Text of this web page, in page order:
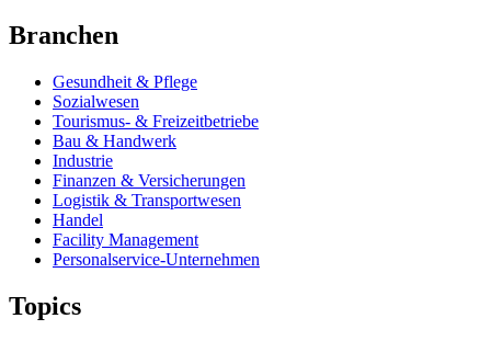
Branchen
Gesundheit & Pflege
Sozialwesen
Tourismus- & Freizeitbetriebe
Bau & Handwerk
Industrie
Finanzen & Versicherungen
Logistik & Transportwesen
Handel
Facility Management
Personalservice-Unternehmen
Topics